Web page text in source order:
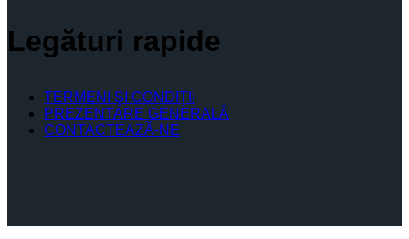
Legături rapide
TERMENI ŞI CONDIŢII
PREZENTARE GENERALĂ
CONTACTEAZĂ-NE